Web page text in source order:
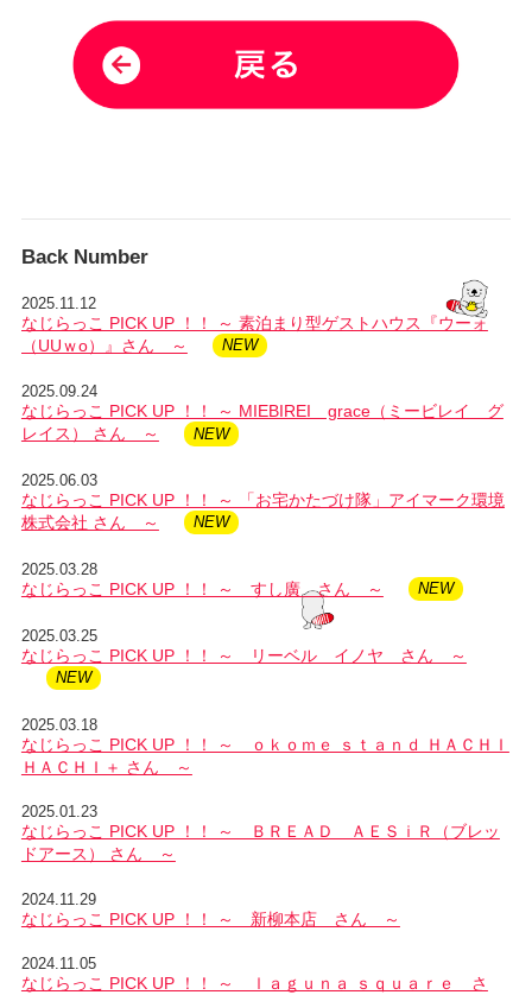
Back Number
2025.11.12
なじらっこ PICK UP ！！ ～ 素泊まり型ゲストハウス『ウーォ
（UUｗo）』さん ～
2025.09.24
なじらっこ PICK UP ！！ ～ MIEBIREI grace（ミービレイ グ
レイス） さん ～
2025.06.03
なじらっこ PICK UP ！！ ～ 「お宅かたづけ隊」アイマーク環境
株式会社 さん ～
2025.03.28
なじらっこ PICK UP ！！ ～ すし廣 さん ～
2025.03.25
なじらっこ PICK UP ！！ ～ リーベル イノヤ さん ～
2025.03.18
なじらっこ PICK UP ！！ ～ ｏｋｏｍｅ ｓｔａｎｄ ＨＡＣＨＩ
ＨＡＣＨＩ＋ さん ～
2025.01.23
なじらっこ PICK UP ！！ ～ ＢＲＥＡＤ ＡＥＳｉＲ（ブレッ
ドアース） さん ～
2024.11.29
なじらっこ PICK UP ！！ ～ 新柳本店 さん ～
2024.11.05
なじらっこ PICK UP ！！ ～ ｌａｇｕｎａ ｓｑｕａｒｅ さ